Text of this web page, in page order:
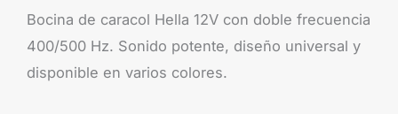
Bocina de caracol Hella 12V con doble frecuencia
400/500 Hz. Sonido potente, diseño universal y
disponible en varios colores.